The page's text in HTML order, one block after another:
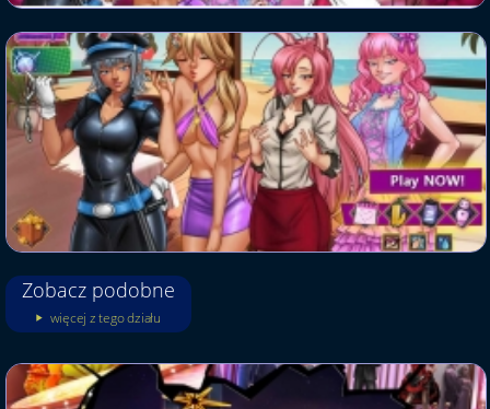
Zobacz podobne
więcej z tego działu